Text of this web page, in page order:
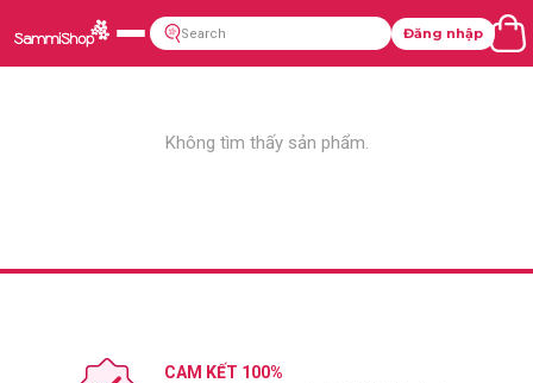
Đăng nhập
Không tìm thấy sản phẩm.
CAM KẾT 100%